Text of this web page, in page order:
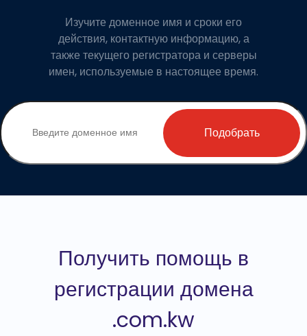
Изучите доменное имя и сроки его
действия, контактную информацию, а
также текущего регистратора и серверы
имен, используемые в настоящее время.
Подобрать
Получить помощь в
регистрации домена
.com.kw